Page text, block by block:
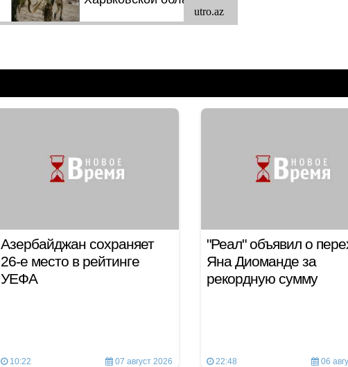
Азербайджан сохраняет
26-е место в рейтинге
УЕФА
10:22 07 август 2026
"Реал" объявил о
Яна Диоманде за
рекордную сумму
22:48 06